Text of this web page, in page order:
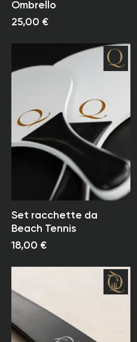
Ombrello
25,00 €
Set racchette da
Beach Tennis
18,00 €